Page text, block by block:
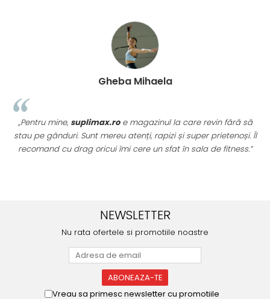
Gheba Mihaela
„Pentru mine, suplimax.roe magazinul la care revin fără să
stau pe gânduri. Sunt mereu atenți, rapizi și super prietenoși. Îl
recomand cu drag oricui îmi cere un sfat în sala de fitness.”
NEWSLETTER
Nu rata ofertele si promotiile noastre
Vreau sa primesc newsletter cu promotiile